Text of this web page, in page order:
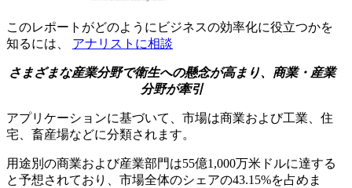
このレポートがどのようにビジネスの効率化に役立つかを
知るには、 アナリストに相談
さまざまな産業分野で衛生への懸念が高まり、商業・産業
分野が牽引
アプリケーションに基づいて、市場は商業および工業、住
宅、畜産場などに分類されます。
用途別の商業および産業部門は55億1​​,000万米ドルに達する
と予想されており、市場全体のシェアの43.15%を占めま